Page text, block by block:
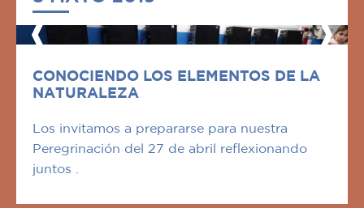
CONOCIENDO LOS ELEMENTOS DE LA
NATURALEZA
Los invitamos a prepararse para nuestra
Peregrinación del 27 de abril reflexionando
juntos .